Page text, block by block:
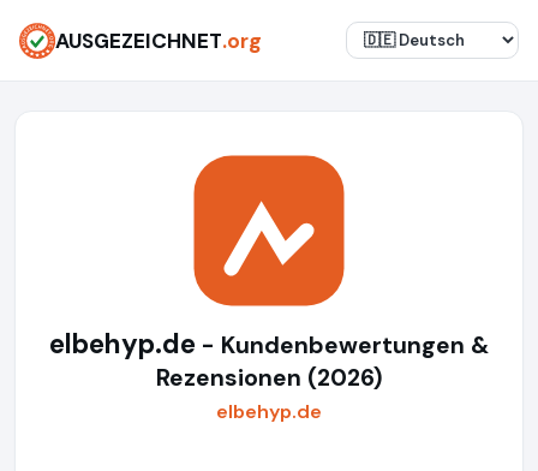
AUSGEZEICHNET.org
elbehyp.de - Kundenbewertungen &
Rezensionen (2026)
elbehyp.de